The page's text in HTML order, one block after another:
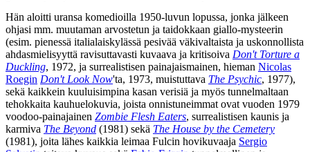
Hän aloitti uransa komedioilla 1950‑luvun lopussa, jonka jälkeen
ohjasi mm. muutaman arvostetun ja taidokkaan giallo-mysteerin
(esim. pienessä italialaiskylässä pesivää väkivaltaista ja uskonnollista
ahdasmielisyyttä ravisuttavasti kuvaava ja kritisoiva Don't Torture a
Duckling, 1972, ja surrealistisen painajaismainen, hieman Nicolas
Roegin Don't Look Now'ta, 1973, muistuttava The Psychic, 1977),
sekä kaikkein kuuluisimpina kasan verisiä ja myös tunnelmaltaan
tehokkaita kauhuelokuvia, joista onnistuneimmat ovat vuoden 1979
voodoo-painajainen Zombie Flesh Eaters, surrealistisen kaunis ja
karmiva The Beyond (1981) sekä The House by the Cemetery
(1981), joita lähes kaikkia leimaa Fulcin hovikuvaaja Sergio